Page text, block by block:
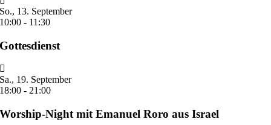
So., 13. September
10:00 - 11:30
Gottesdienst
Sa., 19. September
18:00 - 21:00
Worship-Night mit Emanuel Roro aus Israel